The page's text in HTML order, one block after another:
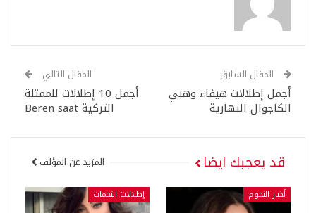
المقال السابق
أجمل إطلالات هيفاء وهبي
الكاجوال النهارية
المقال التالي
أجمل 10 إطلالات للممثلة
التركية Beren saat
قد يعجبك ايضا المزيد عن المؤلف
أخبار النجوم إطلالات النجمات